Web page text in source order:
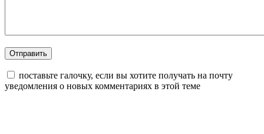
поставьте галочку, если вы хотите получать на почту
уведомления о новых комментариях в этой теме